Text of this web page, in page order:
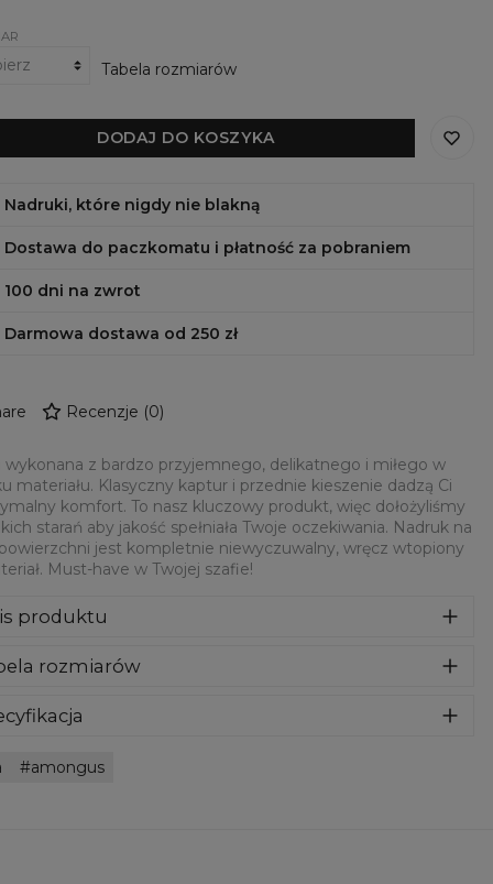
Tabela rozmiarów
DODAJ DO KOSZYKA
Nadruki, które nigdy nie blakną
Dostawa do paczkomatu i płatność za pobraniem
100 dni na zwrot
Darmowa dostawa od 250 zł
Recenzje (0)
wykonana z bardzo przyjemnego, delikatnego i miłego w
materiału. Klasyczny kaptur i przednie kieszenie dadzą Ci
komfort. To nasz kluczowy produkt, więc dołożyliśmy
starań aby jakość spełniała Twoje oczekiwania. Nadruk na
powierzchni jest kompletnie niewyczuwalny, wręcz wtopiony
Must-have w Twojej szafie!
produktu
materiału. Klasyczny kaptur i przednie kieszenie dadzą
wszelkich starań aby jakość spełniała Twoje
szafie!
rozmiarów
amongus